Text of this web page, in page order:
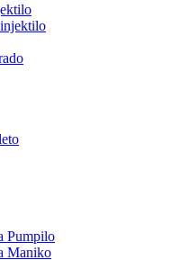
Pumpilo
Maniko